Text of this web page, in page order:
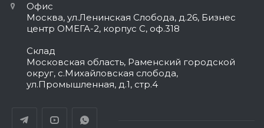
Офис
Москва, ул.Ленинская Слобода, д.26, Бизнес
центр ОМЕГА-2, корпус С, оф.318
Склад
Московская область, Раменский городской
округ, с.Михайловская слобода,
ул.Промышленная, д.1, стр.4